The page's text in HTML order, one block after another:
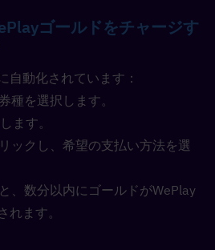
ゴールドをチャージす
自動化されています：
種を選択します。
ます。
ックし、希望の支払い方法を選
、数分以内にゴールドがWePlay
れます。